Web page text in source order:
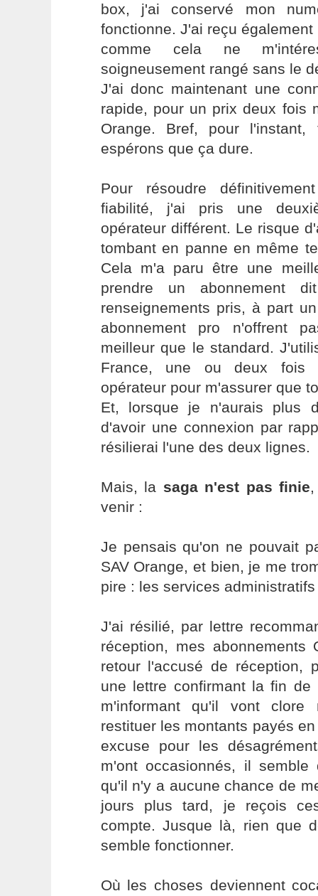
box, j'ai conservé mon
fonctionne. J'ai reçu
comme cela ne
soigneusement rangé sans le
J'ai donc maintenant une
rapide, pour un prix deux fois
Orange. Bref, pour
espérons que ça dure.
Pour résoudre
fiabilité, j'ai pris une
opérateur différent. Le risque
tombant en panne en même
Cela m'a paru être une
prendre un abonnement
renseignements pris, à part
abonnement pro n'offrent
meilleur que le standard.
France, une ou deux fois
opérateur pour m'assurer que
Et, lorsque je n'aurais plus
d'avoir une connexion par
résilierai l'une des deux lignes.
Mais, la saga n'est pas finie
venir :
Je pensais qu'on ne pouvait
SAV Orange, et bien, je me
pire : les services
J'ai résilié, par lettre
réception, mes abonnements
retour l'accusé de réception,
une lettre confirmant la fin de
m'informant qu'il vont
restituer les montants payés
excuse pour les
m'ont occasionnés, il semble
qu'il n'y a aucune chance de
jours plus tard, je reçois
compte. Jusque là, rien que
semble fonctionner.
Où les choses deviennent